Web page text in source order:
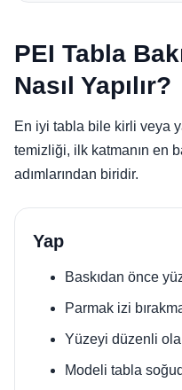
PEI Tabla
Nasıl Yapılır?
En iyi tabla bile kirli veya
temizliği, ilk katmanın en
adımlarından biridir.
Yap
Baskıdan önce
Parmak izi
Yüzeyi düzenli
Modeli tabla